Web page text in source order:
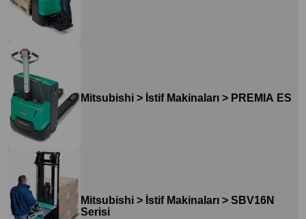
Mitsubishi > İstif Makinaları > PREMIA ES
Mitsubishi > İstif Makinaları > SBV16N
Serisi